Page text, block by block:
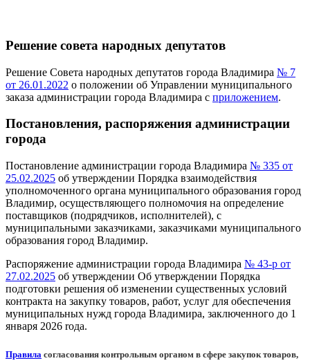
Решение совета народных депутатов
Решение Совета народных депутатов города Владимира № 7
от 26.01.2022 о положении об Управлении муниципального
заказа администрации города Владимира с приложением.
Постановления, распоряжения администрации
города
Постановление администрации города Владимира № 335 от
25.02.2025 об утверждении Порядка взаимодействия
уполномоченного органа муниципального образования город
Владимир, осуществляющего полномочия на определение
поставщиков (подрядчиков, исполнителей), с
муниципальными заказчиками, заказчиками муниципального
образования город Владимир.
Распоряжение администрации города Владимира № 43-р от
27.02.2025 об утверждении Об утверждении Порядка
подготовки решения об изменении существенных условий
контракта на закупку товаров, работ, услуг для обеспечения
муниципальных нужд города Владимира, заключенного до 1
января 2026 rода.
Правила согласования контрольным органом в сфере закупок товаров,